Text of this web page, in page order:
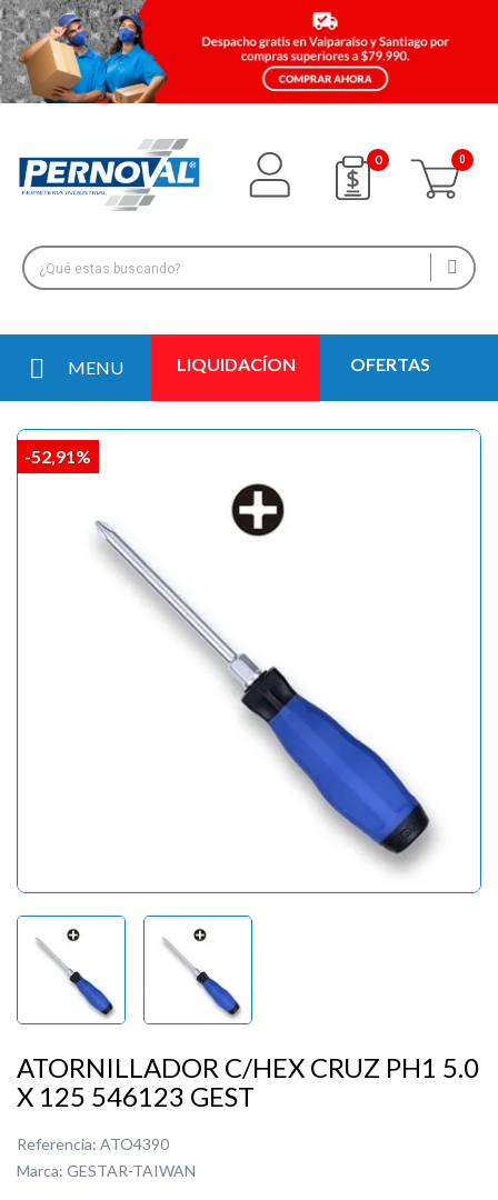
0
MENU LIQUIDACÍON OFERTAS
-52,91%
ATORNILLADOR C/HEX CRUZ PH1 5.0
X 125 546123 GEST
Referencia: ATO4390
Marca: GESTAR-TAIWAN